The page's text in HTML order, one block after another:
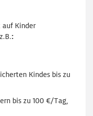
Kinder
z.B.:
Kindes bis zu
bis zu 100 €/Tag,